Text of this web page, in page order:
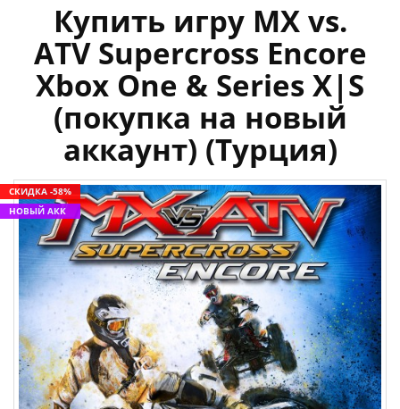
Купить игру MX vs.
ATV Supercross Encore
Xbox One & Series X|S
(покупка на новый
аккаунт) (Турция)
СКИДКА -58%
НОВЫЙ АКК